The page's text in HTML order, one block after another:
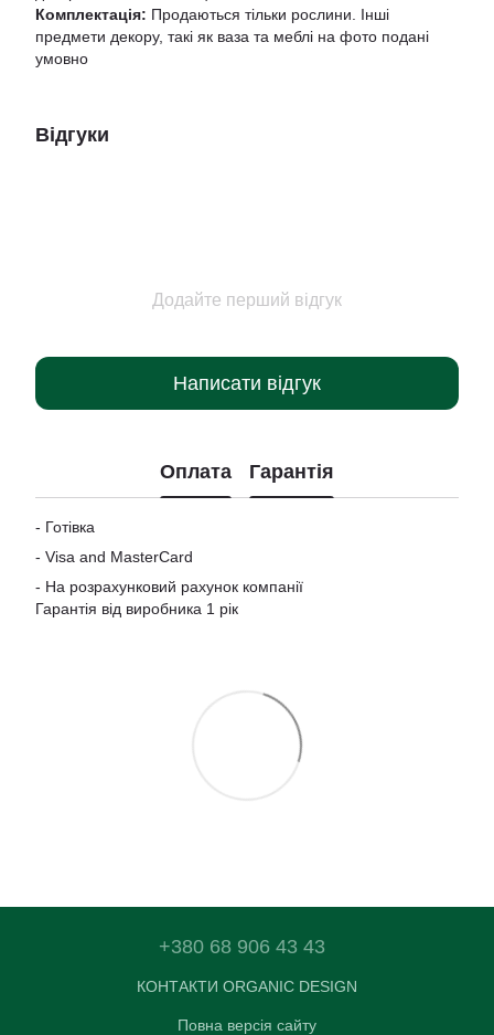
Комплектація: Продаються тільки рослини. Інші
предмети декору, такі як ваза та меблі на фото подані
умовно
Відгуки
Додайте перший відгук
Написати відгук
Оплата Гарантія
- Готівка
- Visa and MasterCard
- На розрахунковий рахунок компанії
Гарантія від виробника 1 рік
+380 68 906 43 43
КОНТАКТИ ORGANIC DESIGN
Повна версія сайту